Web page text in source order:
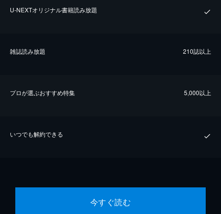
U-NEXTオリジナル書籍読み放題
雑誌読み放題 210誌以上
プロが選ぶおすすめ特集 5,000以上
いつでも解約できる
今すぐ読む